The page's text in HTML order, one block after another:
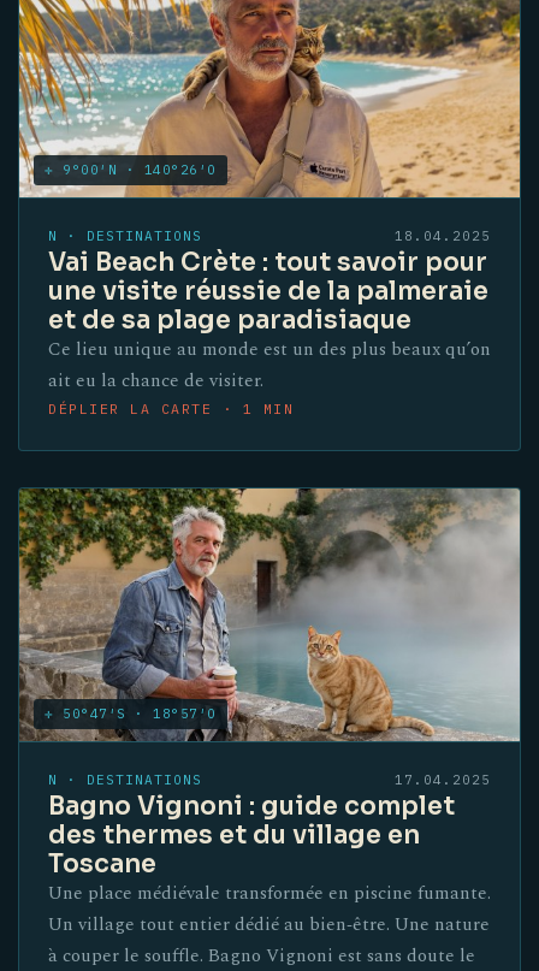
✛ 9°00′N · 140°26′O
N · DESTINATIONS 18.04.2025
Vai Beach Crète : tout savoir pour
une visite réussie de la palmeraie
et de sa plage paradisiaque
Ce lieu unique au monde est un des plus beaux qu’on
ait eu la chance de visiter.
DÉPLIER LA CARTE · 1 MIN
✛ 50°47′S · 18°57′O
N · DESTINATIONS 17.04.2025
Bagno Vignoni : guide complet
des thermes et du village en
Toscane
Une place médiévale transformée en piscine fumante.
Un village tout entier dédié au bien‑être. Une nature
à couper le souffle. Bagno Vignoni est sans doute le